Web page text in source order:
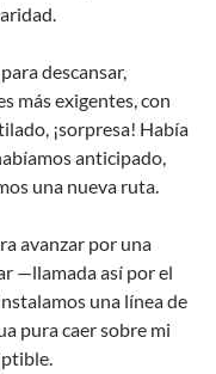
descansar,
más exigentes, con
¡sorpresa! Había
anticipado,
una nueva ruta.
avanzar por una
—llamada así por el
una línea de
pura caer sobre mi